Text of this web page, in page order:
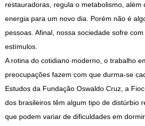
restauradoras, regula o metabolismo, além
energia para um novo dia. Porém não é
pessoas. Afinal, nossa sociedade sofre
estímulos.
A rotina do cotidiano moderno, o trabalho
preocupações fazem com que durma-se
Estudos da Fundação Oswaldo Cruz, a
dos brasileiros têm algum tipo de distúrbio
que podem variar de dificuldades em